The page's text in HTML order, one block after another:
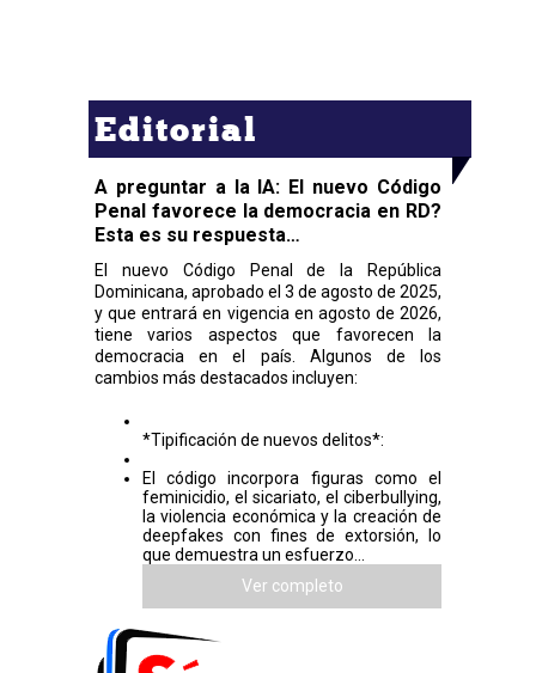
Editorial
A preguntar a la IA: El nuevo Código
Penal favorece la democracia en RD?
Esta es su respuesta…
El nuevo Código Penal de la República
Dominicana, aprobado el 3 de agosto de 2025,
y que entrará en vigencia en agosto de 2026,
tiene varios aspectos que favorecen la
democracia en el país. Algunos de los
cambios más destacados incluyen:
*Tipificación de nuevos delitos*:
El código incorpora figuras como el
feminicidio, el sicariato, el ciberbullying,
la violencia económica y la creación de
deepfakes con fines de extorsión, lo
que demuestra un esfuerzo...
Ver completo